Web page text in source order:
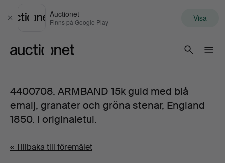
Stäng
Auctionet
Finns på Google Play Visa
4400708. ARMBAND 15k guld med blå
emalj, granater och gröna stenar, England
1850. I originaletui.
« Tillbaka till föremålet